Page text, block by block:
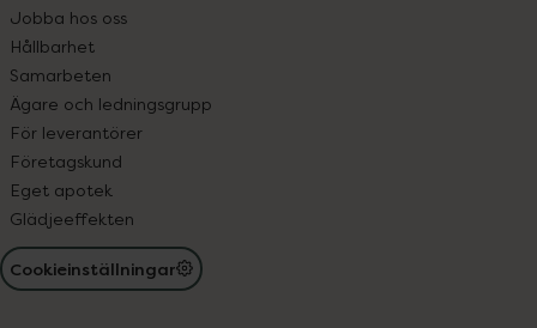
Jobba hos oss
Hållbarhet
Samarbeten
Ägare och ledningsgrupp
För leverantörer
Företagskund
Eget apotek
Glädjeeffekten
Cookieinställningar